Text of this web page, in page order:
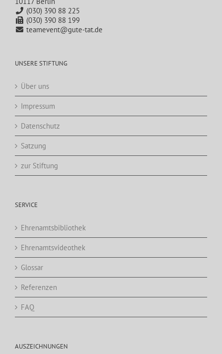
(030) 390 88 225
(030) 390 88 199
teamevent@gute-tat.de
UNSERE STIFTUNG
Über uns
Impressum
Datenschutz
Satzung
zur Stiftung
SERVICE
Ehrenamtsbibliothek
Ehrenamtsvideothek
Glossar
Referenzen
FAQ
AUSZEICHNUNGEN